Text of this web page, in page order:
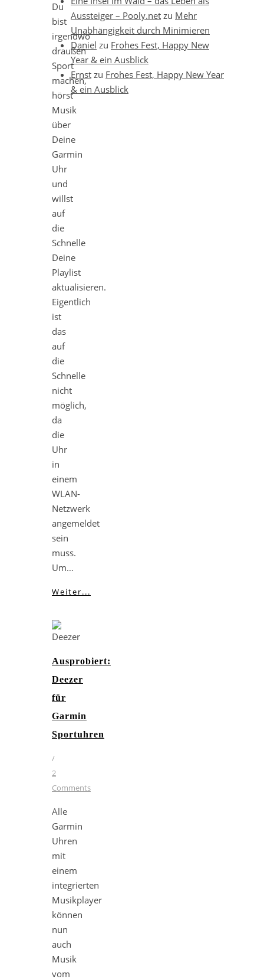
Du
bist
irgendwo
draußen
Sport
machen,
hörst
Musik
über
Deine
Garmin
Uhr
und
willst
auf
die
Schnelle
Deine
Playlist
aktualisieren.
Eigentlich
ist
das
auf
die
Schnelle
nicht
möglich,
da
die
Uhr
in
einem
WLAN-
Netzwerk
angemeldet
sein
muss.
Um…
Weiter...
Ausprobiert:
Deezer
für
Garmin
Sportuhren
/
2
Comments
Alle
Garmin
Uhren
mit
einem
integrierten
Musikplayer
können
nun
auch
Musik
vom
Aussteiger – Pooly.net zu Mehr
Unabhängigkeit durch Minimieren
Daniel zu Frohes Fest, Happy New
Year & ein Ausblick
Ernst zu Frohes Fest, Happy New Year
& ein Ausblick